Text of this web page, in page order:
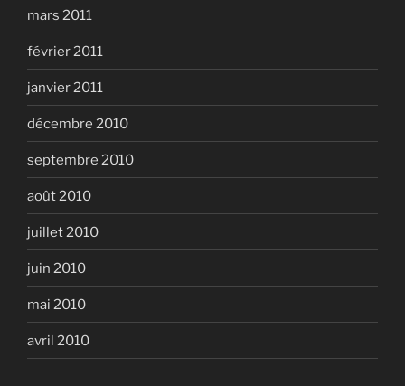
mars 2011
février 2011
janvier 2011
décembre 2010
septembre 2010
août 2010
juillet 2010
juin 2010
mai 2010
avril 2010